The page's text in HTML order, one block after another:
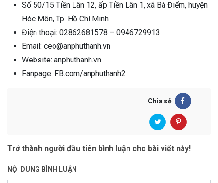
Số 50/15 Tiền Lân 12, ấp Tiền Lân 1, xã Bà Điểm, huyện
Hóc Môn, Tp. Hồ Chí Minh
Điện thoại: 02862681578 – 0946729913
Email: ceo@anphuthanh.vn
Website: anphuthanh.vn
Fanpage: FB.com/anphuthanh2
Chia sẻ
Trở thành người đầu tiên bình luận cho bài viết này!
NỘI DUNG BÌNH LUẬN